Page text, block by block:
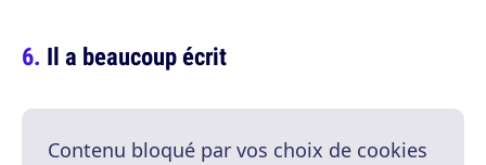
Il a beaucoup écrit
Contenu bloqué par vos choix de cookies